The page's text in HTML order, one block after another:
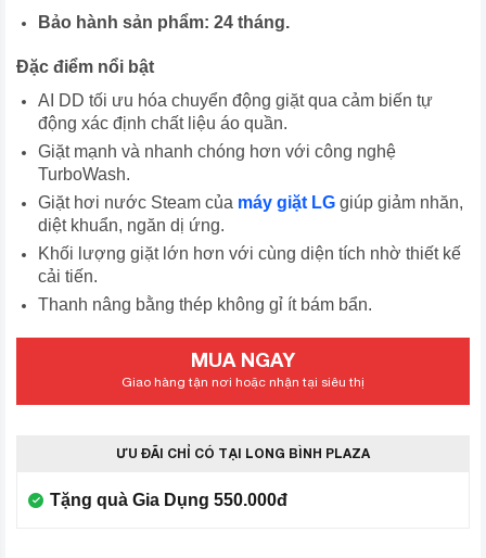
Bảo hành sản phẩm: 24 tháng.
Đặc điểm nổi bật
AI DD tối ưu hóa chuyển động giặt qua cảm biến tự
động xác định chất liệu áo quần.
Giặt mạnh và nhanh chóng hơn với công nghệ
TurboWash.
Giặt hơi nước Steam của máy giặt LG giúp giảm nhăn,
diệt khuẩn, ngăn dị ứng.
Khối lượng giặt lớn hơn với cùng diện tích nhờ thiết kế
cải tiến.
Thanh nâng bằng thép không gỉ ít bám bẩn.
MUA NGAY
Giao hàng tận nơi hoặc nhận tại siêu thị
ƯU ĐÃI CHỈ CÓ TẠI LONG BÌNH PLAZA
Tặng quà Gia Dụng 550.000đ